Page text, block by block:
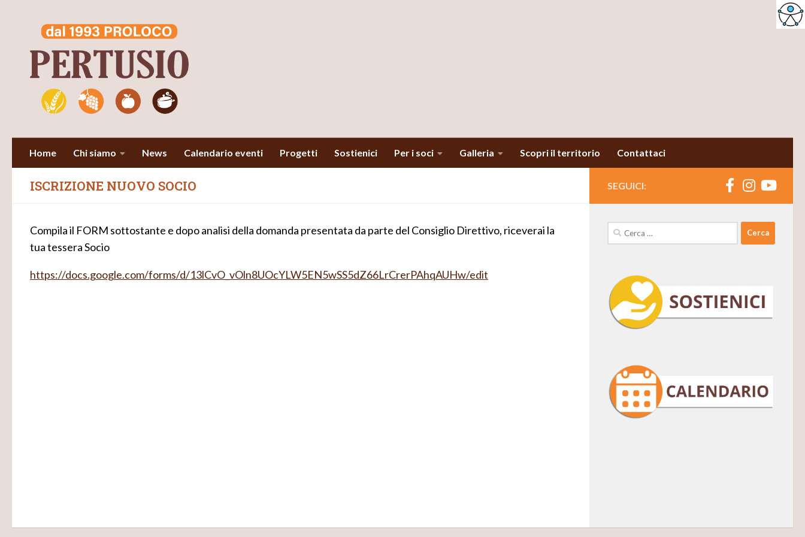
Home Chi siamo News Calendario eventi Progetti Sostienici Per i soci Galleria Scopri il territorio Contattaci
ISCRIZIONE NUOVO SOCIO
Compila il FORM sottostante e dopo analisi della domanda presentata da parte del Consiglio Direttivo, riceverai la
tua tessera Socio
https://docs.google.com/forms/d/13lCvO_vOln8UOcYLW5EN5wSS5dZ66LrCrerPAhqAUHw/edit
SEGUICI:
Ricerca
per: